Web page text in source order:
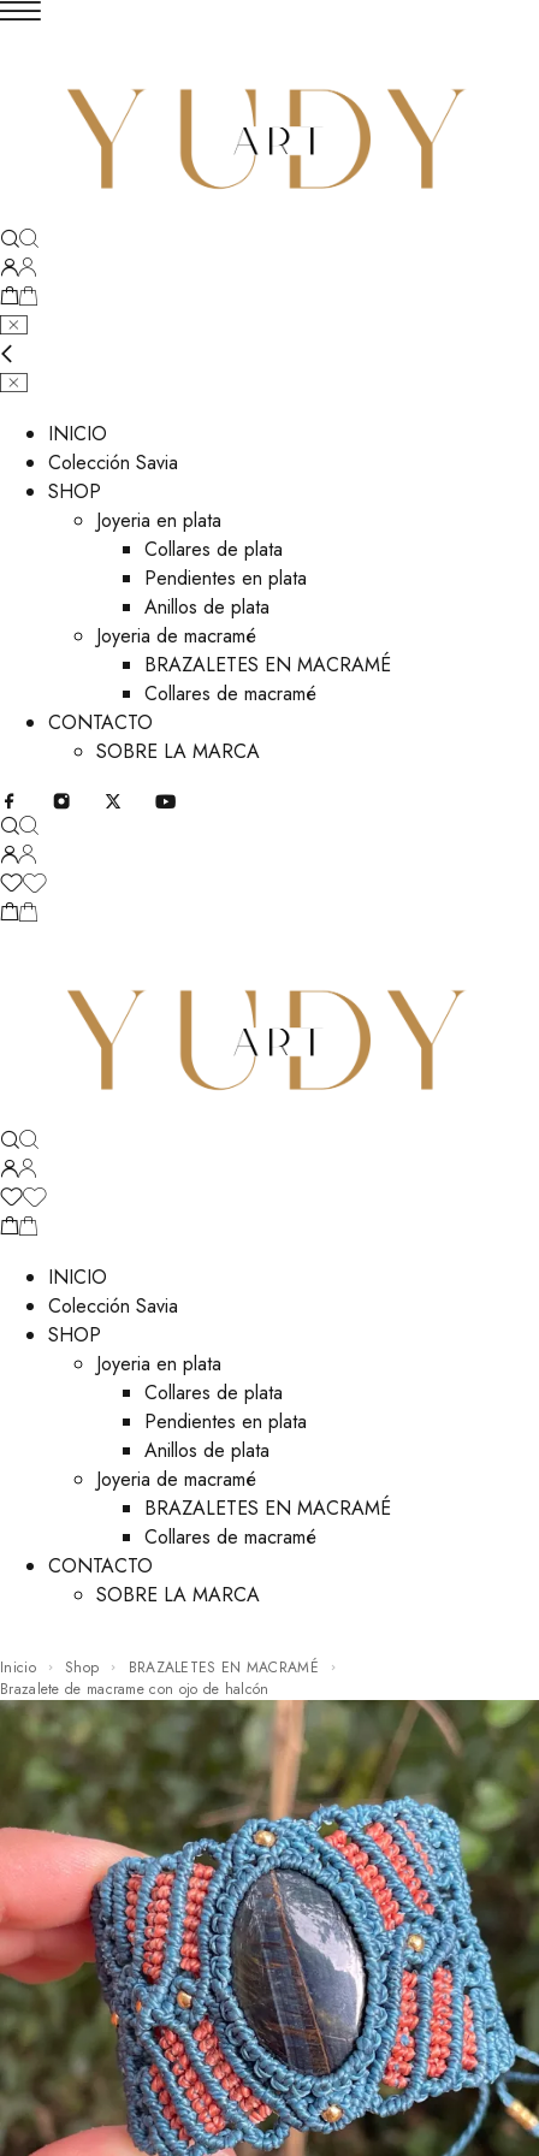
INICIO
Colección Savia
SHOP
Joyeria en plata
Collares de plata
Pendientes en plata
Anillos de plata
Joyeria de macramé
BRAZALETES EN MACRAMÉ
Collares de macramé
CONTACTO
SOBRE LA MARCA
INICIO
Colección Savia
SHOP
Joyeria en plata
Collares de plata
Pendientes en plata
Anillos de plata
Joyeria de macramé
BRAZALETES EN MACRAMÉ
Collares de macramé
CONTACTO
SOBRE LA MARCA
Inicio Shop
BRAZALETES EN MACRAMÉ
Brazalete de macrame con ojo de halcón